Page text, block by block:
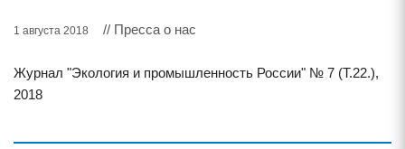
1 августа 2018 // Пресса о нас
Журнал "Экология и промышленность России" № 7 (Т.22.),
2018